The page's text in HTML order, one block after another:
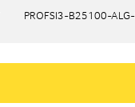
PROFSI3-B25100-
PROFSI3-B25100-